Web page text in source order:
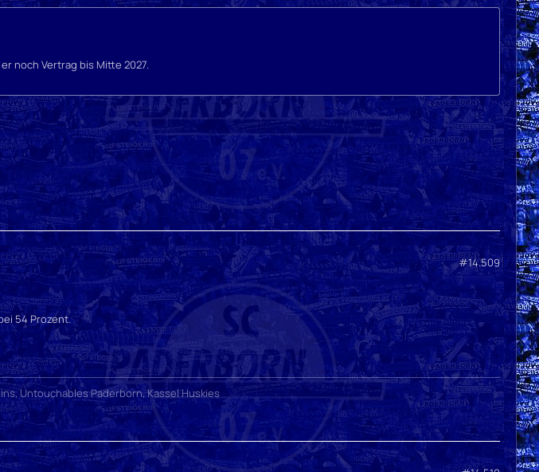
noch Vertrag bis Mitte 2027.
#14.509
54 Prozent.
Untouchables Paderborn, Kassel Huskies